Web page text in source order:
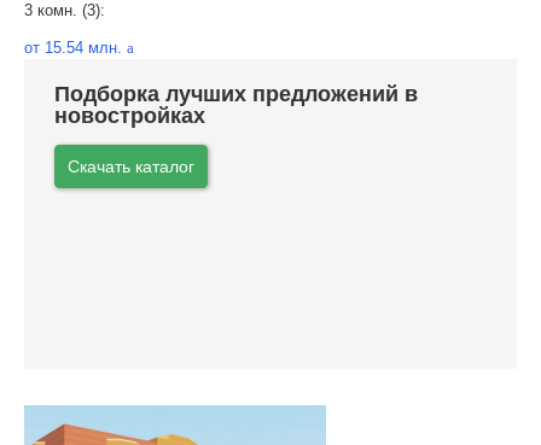
3 комн. (3):
от 15.54 млн. a
Подборка лучших предложений в
новостройках
Скачать каталог